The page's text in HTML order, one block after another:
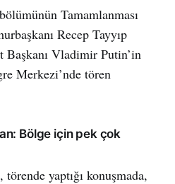
Tamamlanması
Recep Tayyıp
Başkanı Vladimir Putin’in
Merkezi’nde tören
Bölge için pek çok
yaptığı konuşmada,